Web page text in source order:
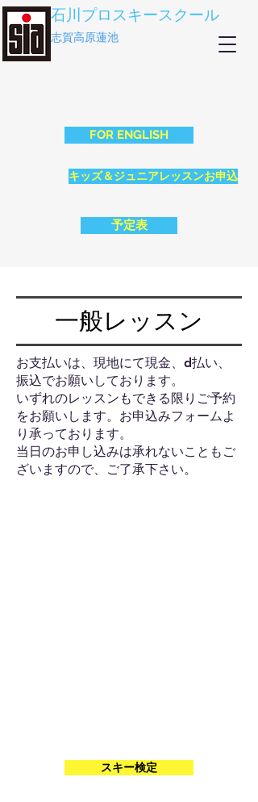
石川プロスキースクール
志賀高原蓮池
FOR ENGLISH
キッズ＆ジュニアレッスンお申込
予定表
一般レッスン
お支払いは、現地にて現金、d払い、
振込でお願いしております。
いずれのレッスンもできる限りご予約
をお願いします。お申込みフォームよ
り承っております。
当日のお申し込みは承れないこともご
ざいますので、ご了承下さい。
スキー検定